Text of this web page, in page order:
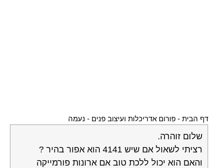
דף הבית - פורום אדריכלות ועיצוב פנים - נעמה
שלום זוהרה.
רציתי לשאול אם שיש 4141 הוא אפור בהיר ?
והאם הוא יכול ללכת טוב אם ארונות פורמייקה